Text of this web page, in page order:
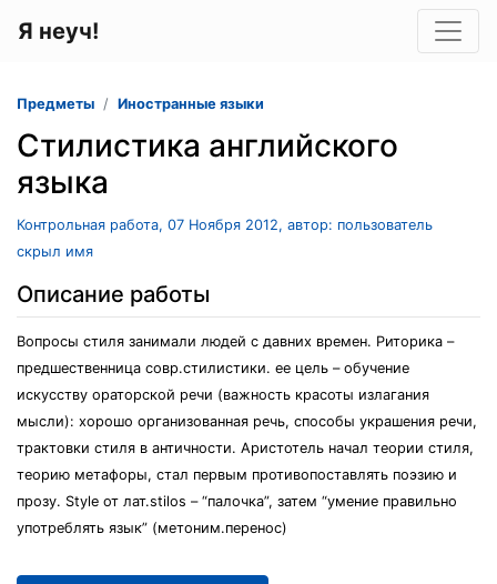
Я неуч!
Предметы Иностранные языки
Стилистика английского
языка
Контрольная работа, 07 Ноября 2012, автор: пользователь
скрыл имя
Описание работы
Вопросы стиля занимали людей с давних времен. Риторика –
предшественница совр.стилистики. ее цель – обучение
искусству ораторской речи (важность красоты излагания
мысли): хорошо организованная речь, способы украшения речи,
трактовки стиля в античности. Аристотель начал теории стиля,
теорию метафоры, стал первым противопоставлять поэзию и
прозу. Style от лат.stilos – “палочка”, затем “умение правильно
употреблять язык” (метоним.перенос)